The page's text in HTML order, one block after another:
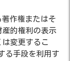
作権またはそ
的権利の表示
変更するこ
る手段を利用す